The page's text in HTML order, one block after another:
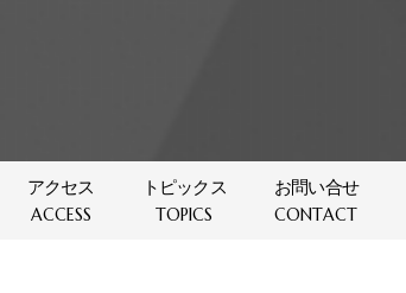
アクセス
ACCESS
トピックス
TOPICS
お問い合せ
CONTACT